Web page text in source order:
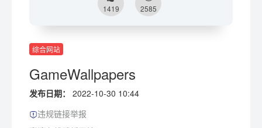
1419 2585
综合网站
GameWallpapers
发布日期：
2022-10-30 10:44
违规链接举报